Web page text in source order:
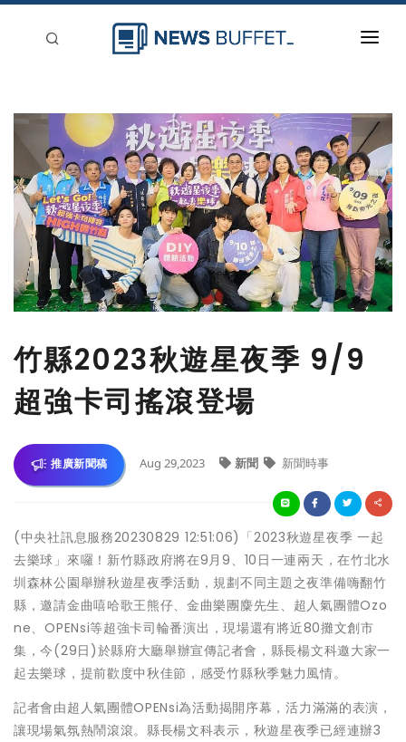
新聞稿分類
登入
刊登
竹縣2023秋遊星夜季 9/9
超強卡司搖滾登場
推廣新聞稿 Aug 29,2023 新聞 新聞時事
(中央社訊息服務20230829 12:51:06)「2023秋遊星夜季 一起
去樂球」來囉！新竹縣政府將在9月9、10日一連兩天，在竹北水
圳森林公園舉辦秋遊星夜季活動，規劃不同主題之夜準備嗨翻竹
縣，邀請金曲嘻哈歌王熊仔、金曲樂團麋先生、超人氣團體Ozo
ne、OPENsi等超強卡司輪番演出，現場還有將近80攤文創市
集，今(29日)於縣府大廳舉辦宣傳記者會，縣長楊文科邀大家一
起去樂球，提前歡度中秋佳節，感受竹縣秋季魅力風情。
記者會由超人氣團體OPENsi為活動揭開序幕，活力滿滿的表演，
讓現場氣氛熱鬧滾滾。縣長楊文科表示，秋遊星夜季已經連辦3